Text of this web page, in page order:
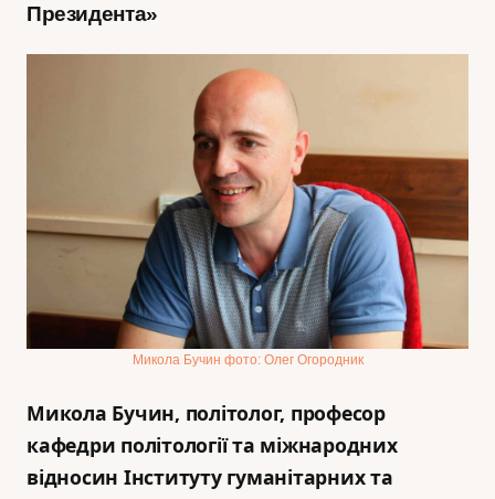
Президента»
Микола Бучин фото: Олег Огородник
Микола Бучин, політолог, професор
кафедри політології та міжнародних
відносин Інституту гуманітарних та